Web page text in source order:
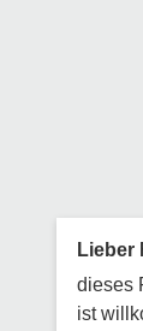
Lieber
dieses
ist